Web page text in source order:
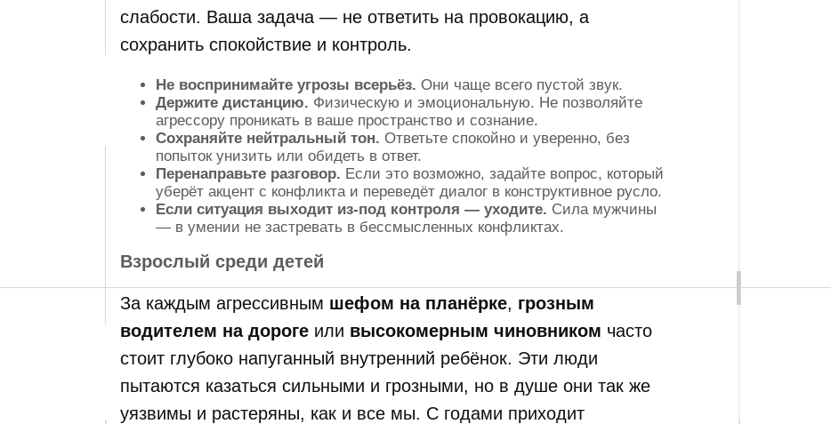
слабости. Ваша задача — не ответить на провокацию, а
сохранить спокойствие и контроль.
Не воспринимайте угрозы всерьёз. Они чаще всего пустой звук.
Держите дистанцию. Физическую и эмоциональную. Не позволяйте
агрессору проникать в ваше пространство и сознание.
Сохраняйте нейтральный тон. Ответьте спокойно и уверенно, без
попыток унизить или обидеть в ответ.
Перенаправьте разговор. Если это возможно, задайте вопрос, который
уберёт акцент с конфликта и переведёт диалог в конструктивное русло.
Если ситуация выходит из-под контроля — уходите. Сила мужчины
— в умении не застревать в бессмысленных конфликтах.
Взрослый среди детей
За каждым агрессивным шефом на планёрке, грозным
водителем на дороге или высокомерным чиновником часто
стоит глубоко напуганный внутренний ребёнок. Эти люди
пытаются казаться сильными и грозными, но в душе они так же
уязвимы и растеряны, как и все мы. С годами приходит